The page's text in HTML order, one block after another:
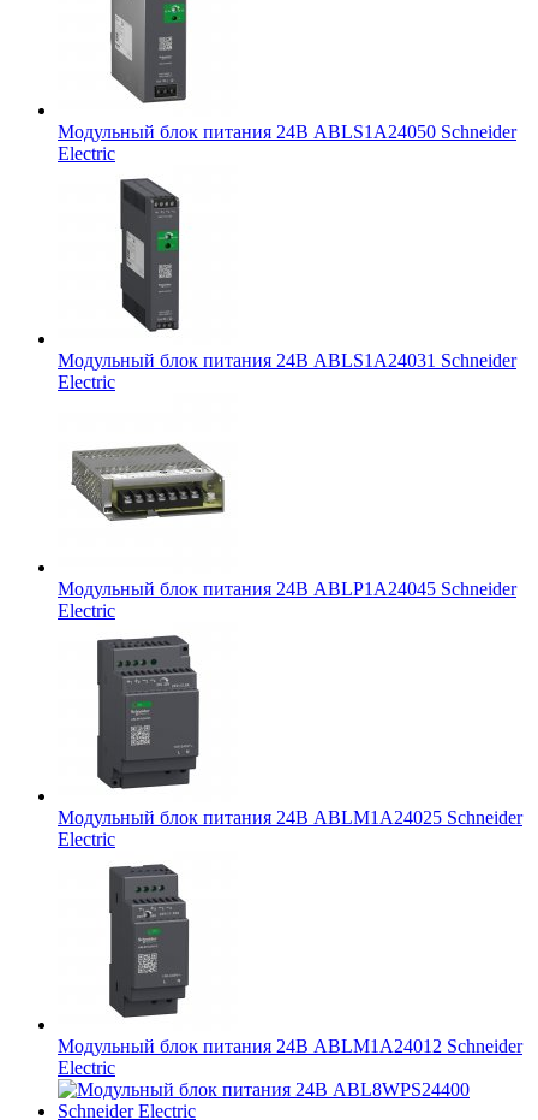
Модульный блок питания 24В ABLS1A24050 Schneider
Electric
Модульный блок питания 24В ABLS1A24031 Schneider
Electric
Модульный блок питания 24В ABLP1A24045 Schneider
Electric
Модульный блок питания 24В ABLM1A24025 Schneider
Electric
Модульный блок питания 24В ABLM1A24012 Schneider
Electric